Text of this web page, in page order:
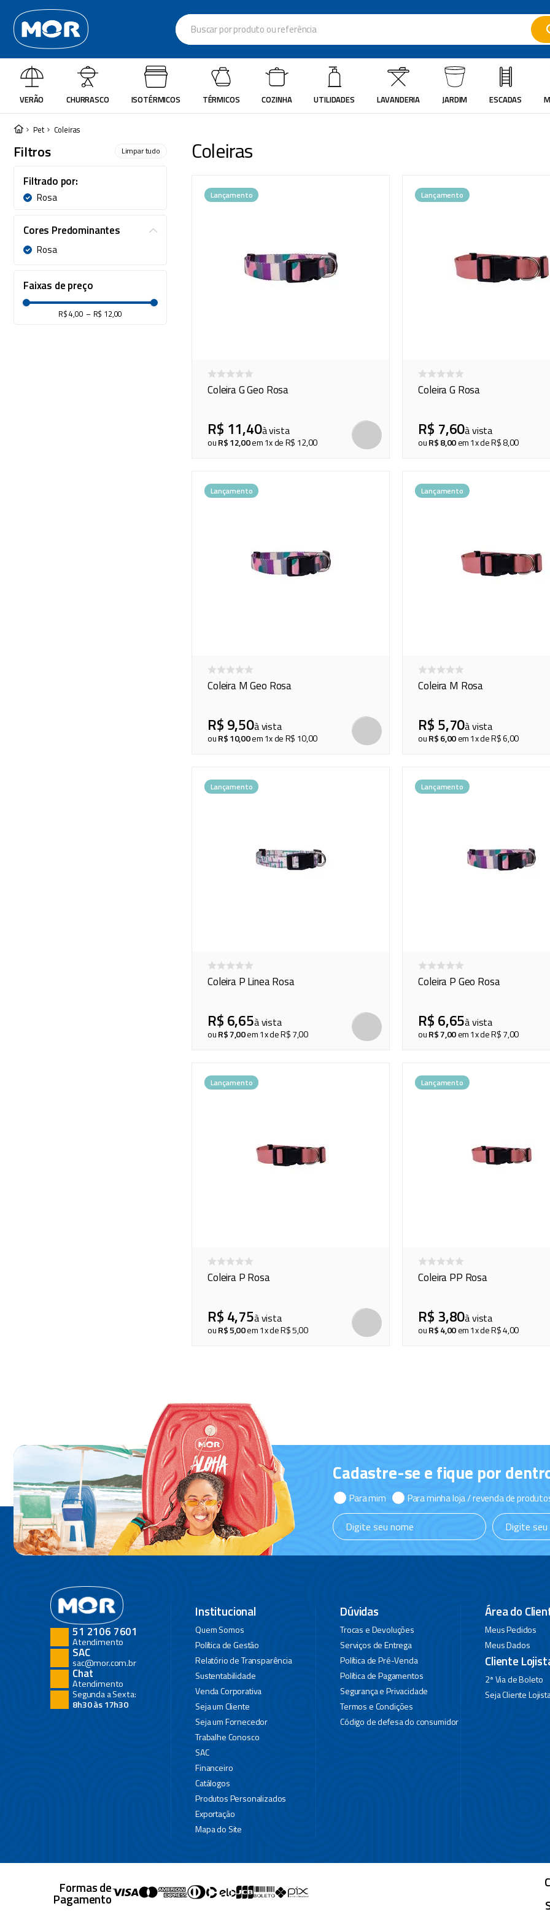
Buscar por produto ou referência
VERÃO CHURRASCO ISOTÉRMICOS TÉRMICOS COZINHA UTILIDADES LAVANDERIA JARDIM ESCADAS
Pet Coleiras
Filtros
Filtrado por:
Rosa
Cores Predominantes
Rosa
Faixas de preço
R$ 4,00 – R$ 12,00
Limpar tudo Coleiras
Lançamento
Coleira G Geo Rosa
R$ 11,40à vista
ouR$12,00em1x deR$ 12,00
Lançamento
Coleira G Rosa
R$ 7,60à vista
ouR$8,00em1x deR$8,00
Lançamento
Coleira M Geo Rosa
R$ 9,50à vista
ouR$10,00em1x deR$ 10,00
Lançamento
Coleira M Rosa
R$ 5,70à vista
ouR$6,00em1x deR$6,00
Lançamento
Coleira P Linea Rosa
R$ 6,65à vista
ouR$7,00em1x deR$7,00
Lançamento
Coleira P Geo Rosa
R$ 6,65à vista
ouR$7,00em1x deR$7,00
Lançamento
Coleira P Rosa
R$ 4,75à vista
ouR$5,00em1x deR$5,00
Lançamento
Coleira PP Rosa
R$ 3,80à vista
ouR$4,00em1x deR$4,00
Cadastre-se e fique por
Para mim Para minha loja / revenda de
51 2106 7601
Atendimento
SAC
sac@mor.com.br
Chat
Atendimento
Segunda a Sexta:
8h30 às 17h30
Institucional
Quem Somos
Política de Gestão
Relatório de Transparência
Sustentabilidade
Venda Corporativa
Seja um Cliente
Seja um Fornecedor
Trabalhe Conosco
SAC
Financeiro
Catálogos
Produtos Personalizados
Exportação
Mapa do Site
Dúvidas
Trocas e Devoluções
Serviços de Entrega
Política de Pré-Venda
Política de Pagamentos
Segurança e Privacidade
Termos e Condições
Código de defesa do consumidor
Área do
Meus Pedidos
Meus Dados
Cliente
2ª Via de Boleto
Seja Cliente
Formas de
Pagamento
cadeira
varal
4º guarda sol
caixa térmica
cadeira praia